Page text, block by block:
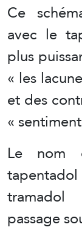
Ce
avec le
plus
« les
et des
«
Le nom
passage